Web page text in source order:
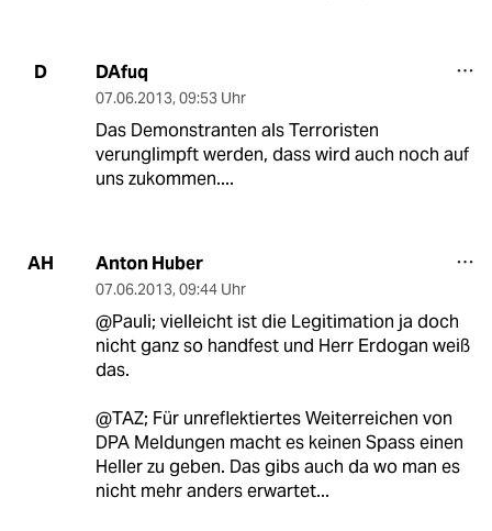
D DAfuq
07.06.2013, 09:53 Uhr
Das Demonstranten als Terroristen
verunglimpft werden, dass wird auch noch auf
uns zukommen....
AH Anton Huber
07.06.2013, 09:44 Uhr
@Pauli; vielleicht ist die Legitimation ja doch
nicht ganz so handfest und Herr Erdogan weiß
das.
@TAZ; Für unreflektiertes Weiterreichen von
DPA Meldungen macht es keinen Spass einen
Heller zu geben. Das gibs auch da wo man es
nicht mehr anders erwartet...